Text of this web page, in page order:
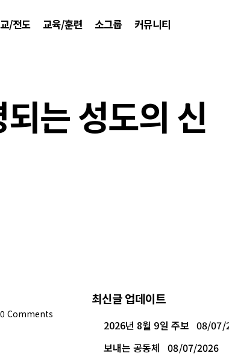
/전도 교육/훈련 소그룹 커뮤니티
는 성도의 신
0 Comments
최신글 업데이트
2026년 8월 9일 주보 08/07/
보내는 공동체 08/07/2026